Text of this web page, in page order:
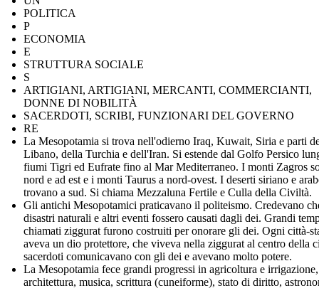
POLITICA
P
ECONOMIA
E
STRUTTURA SOCIALE
S
ARTIGIANI, ARTIGIANI, MERCANTI, COMMERCIANTI,
DONNE DI NOBILITÀ
SACERDOTI, SCRIBI, FUNZIONARI DEL GOVERNO
RE
La Mesopotamia si trova nell'odierno Iraq, Kuwait, Siria e parti
Libano, della Turchia e dell'Iran. Si estende dal Golfo Persico
fiumi Tigri ed Eufrate fino al Mar Mediterraneo. I monti Zagros
nord e ad est e i monti Taurus a nord-ovest. I deserti siriano e
trovano a sud. Si chiama Mezzaluna Fertile e Culla della Civiltà.
Gli antichi Mesopotamici praticavano il politeismo. Credevano
disastri naturali e altri eventi fossero causati dagli dei. Grandi
chiamati ziggurat furono costruiti per onorare gli dei. Ogni città-
aveva un dio protettore, che viveva nella ziggurat al centro della
sacerdoti comunicavano con gli dei e avevano molto potere.
La Mesopotamia fece grandi progressi in agricoltura e
architettura, musica, scrittura (cuneiforme), stato di diritto,